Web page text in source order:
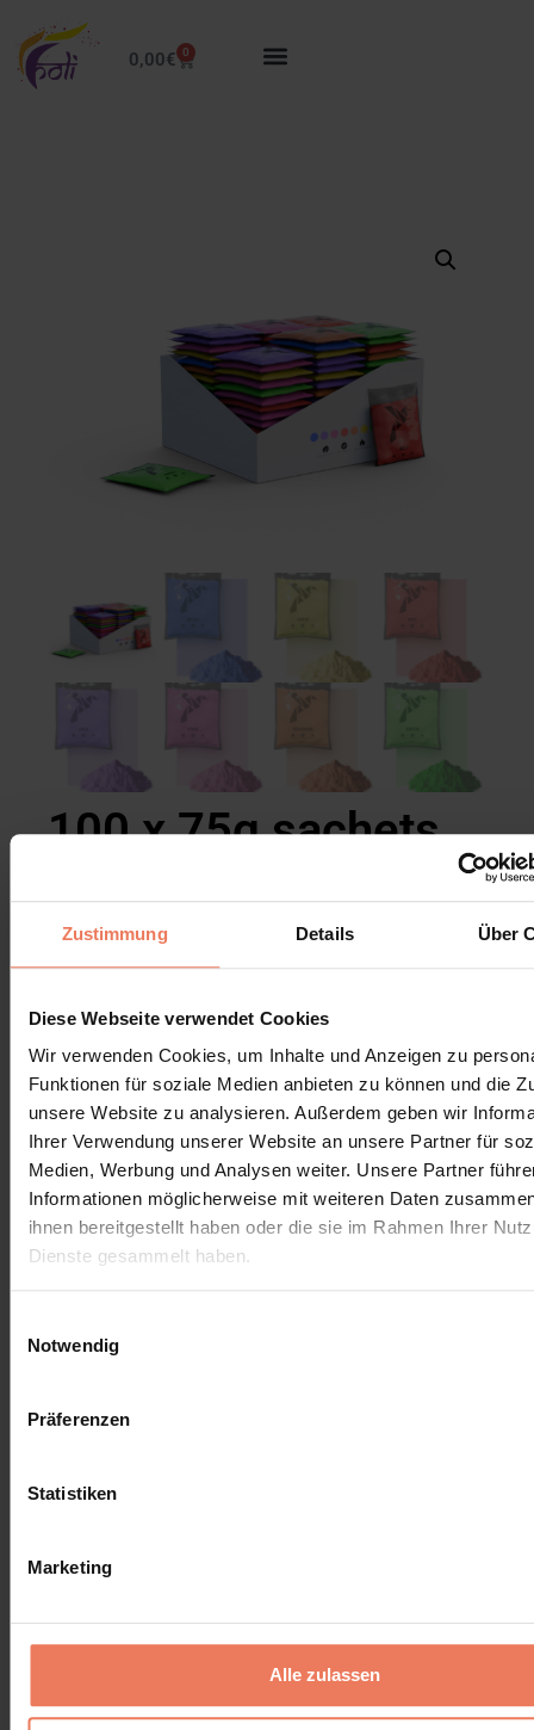
Zustimmung Details Über
Diese Webseite verwendet Cookies
Wir verwenden Cookies, um Inhalte und Anzeigen zu
Funktionen für soziale Medien anbieten zu können und die
unsere Website zu analysieren. Außerdem geben wir
Ihrer Verwendung unserer Website an unsere Partner für
Medien, Werbung und Analysen weiter. Unsere Partner
Informationen möglicherweise mit weiteren Daten
ihnen bereitgestellt haben oder die sie im Rahmen Ihrer
Dienste gesammelt haben.
Notwendig
Präferenzen
Statistiken
Marketing
Alle zulassen
0,00€ 0
100 x 75g sachets
110,99€
Ce kit de poudre Holi Gulal est composé de 100
sachets de poudre colorée de 6 couleurs différentes
(bleu, jaune, vert, rose, orange et violet). Les tons de
couleur sont très intenses et produisent un nuage de
couleurs magnifique lorsqu’on les jette en l’air. Ce kit
de poudre Holi Gulal est à utiliser pour un nombre
maximal de 20 personnes, parfaitement adapté
sélectionner les couleurs que tu désires, mélangés
Dimensions sachet poudre Holi: 15 x 13 cm
Dimensions colis: 36 x 21 x 30 cm